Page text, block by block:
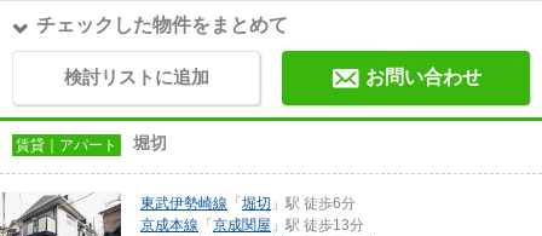
チェックした物件をまとめて
検討リストに追加 お問い合わせ
賃貸｜アパート 堀切
東武伊勢崎線 「 堀切 」駅 徒歩6分
京成本線 「 京成関屋 」駅 徒歩13分